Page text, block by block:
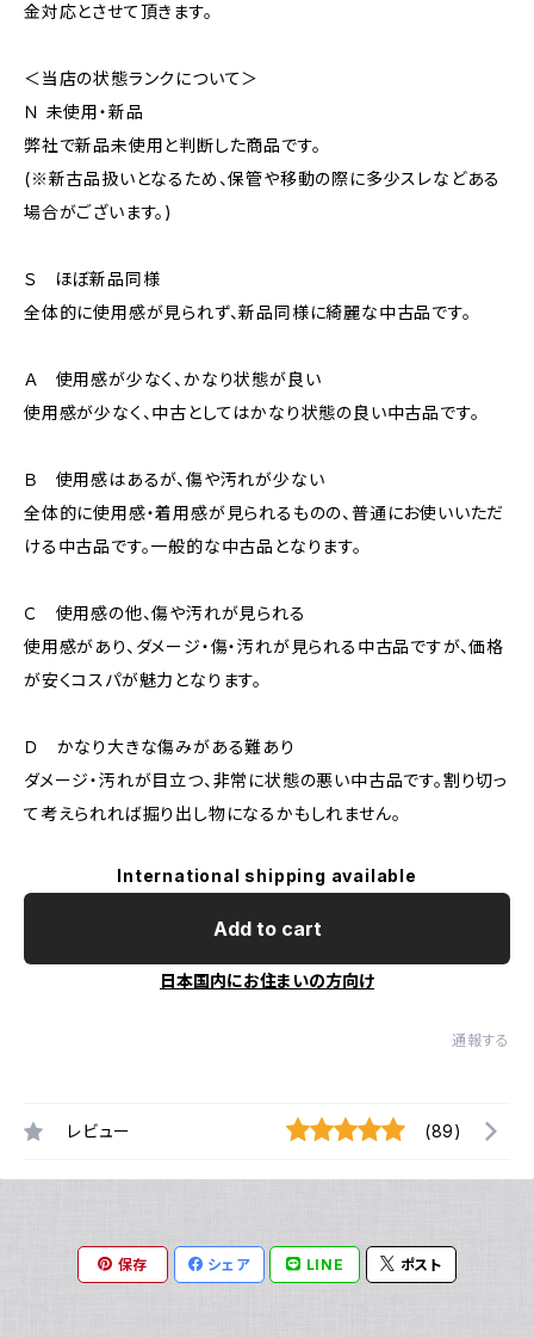
金対応とさせて頂きます。
＜当店の状態ランクについて＞
Ｎ 未使用・新品
弊社で新品未使用と判断した商品です。
(※新古品扱いとなるため、保管や移動の際に多少スレなどある
場合がございます。)
Ｓ ほぼ新品同様
全体的に使用感が見られず、新品同様に綺麗な中古品です。
Ａ 使用感が少なく、かなり状態が良い
使用感が少なく、中古としてはかなり状態の良い中古品です。
Ｂ 使用感はあるが、傷や汚れが少ない
全体的に使用感・着用感が見られるものの、普通にお使いいただ
ける中古品です。一般的な中古品となります。
Ｃ 使用感の他、傷や汚れが見られる
使用感があり、ダメージ・傷・汚れが見られる中古品ですが、価格
が安くコスパが魅力となります。
Ｄ かなり大きな傷みがある難あり
ダメージ・汚れが目立つ、非常に状態の悪い中古品です。割り切っ
て考えられれば掘り出し物になるかもしれません。
International shipping available
Add to cart
日本国内にお住まいの方向け
通報する
レビュー (89)
保存 シェア LINE ポスト